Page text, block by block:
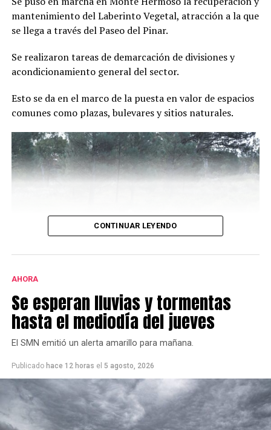
mantenimiento del Laberinto Vegetal, atracción a la que
se llega a través del Paseo del Pinar.
Se realizaron tareas de demarcación de divisiones y
acondicionamiento general del sector.
Esto se da en el marco de la puesta en valor de espacios
comunes como plazas, bulevares y sitios naturales.
El diseño original estuvo a cargo del ingeniero paisajista
Alfredo Benassi. Su diagramación y forestación ocupan
un cuadro central de 50 metros por lado, totalizando
una superficie de 2500 metros cuadrados, en el cual se
despliegan siete círculos concéntricos de cerco vivo
formados por laurentinos, cuya disposición simula los
anillos de la óptica de aumento del histórico Faro
Recalada.
CONTINUAR LEYENDO
AHORA
Se esperan lluvias y tormentas
hasta el mediodía del jueves
El SMN emitió un alerta amarillo para mañana.
Publicado hace 12 horas el 5 agosto, 2026